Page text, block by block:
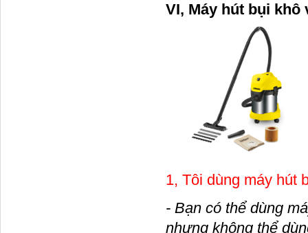
VI, Máy
1, Tôi dùng máy hút
- Bạn có thể dùng
nhưng không thể